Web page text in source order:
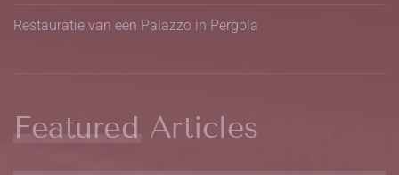
Restauratie van een Palazzo in Pergola
Featured Articles